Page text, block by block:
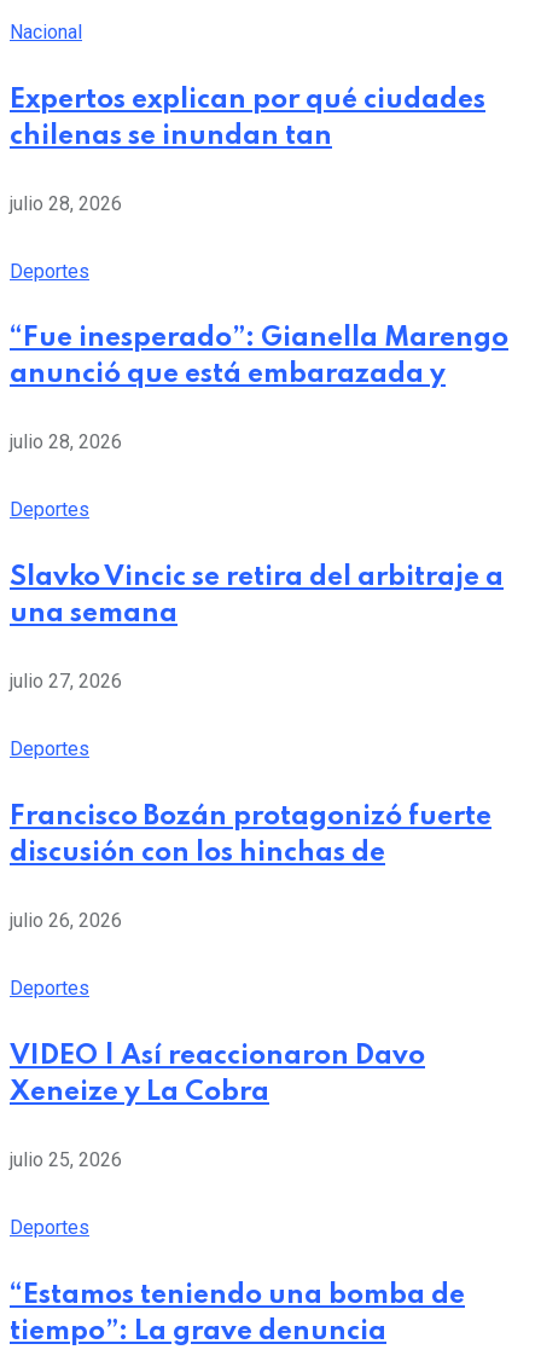
Nacional
Expertos explican por qué ciudades
chilenas se inundan tan
julio 28, 2026
Deportes
“Fue inesperado”: Gianella Marengo
anunció que está embarazada y
julio 28, 2026
Deportes
Slavko Vincic se retira del arbitraje a
una semana
julio 27, 2026
Deportes
Francisco Bozán protagonizó fuerte
discusión con los hinchas de
julio 26, 2026
Deportes
VIDEO | Así reaccionaron Davo
Xeneize y La Cobra
julio 25, 2026
Deportes
“Estamos teniendo una bomba de
tiempo”: La grave denuncia